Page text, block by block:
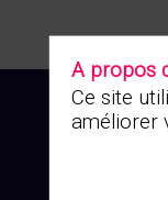
A propos
Ce site
améliorer